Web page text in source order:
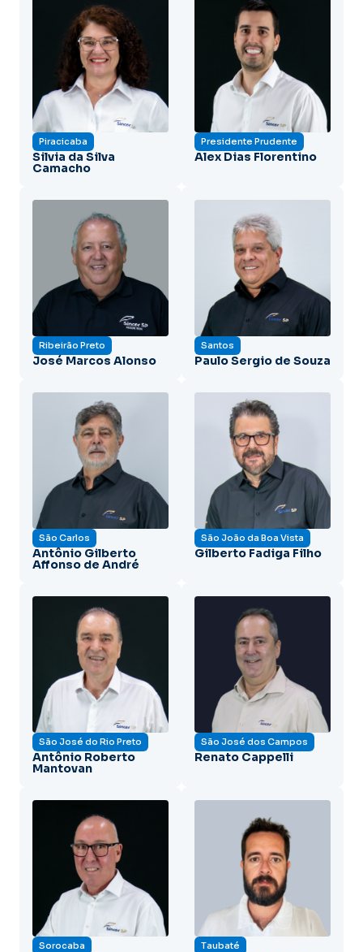
Piracicaba
Silvia da Silva
Camacho
Presidente Prudente
Alex Dias Florentino
Ribeirão Preto
José Marcos Alonso
Santos
Paulo Sergio de Souza
São Carlos
Antônio Gilberto
Affonso de André
São João da Boa Vista
Gilberto Fadiga Filho
São José do Rio Preto
Antônio Roberto
Mantovan
São José dos Campos
Renato Cappelli
Sorocaba Taubaté